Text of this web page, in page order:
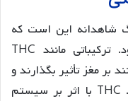
شاهدانه این است که
ممکن است فرد به آن وابسته شود. ترکیباتی مانند THC
بر مغز تأثیر بگذارند و
حس لذت یا آرامش کاذب ایجاد کنند. THC با اثر بر سیستم